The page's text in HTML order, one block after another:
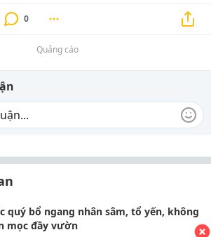
0
Quảng cáo
quý bổ ngang nhân sâm, tổ yến, không
mọc đầy vườn